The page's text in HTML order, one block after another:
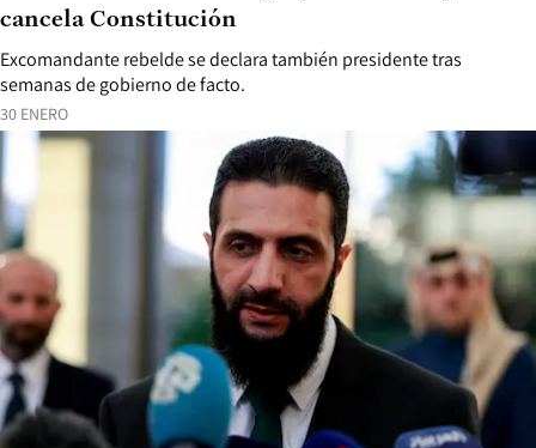
30 ENERO
Excomandante rebelde se declara también presidente tras
semanas de gobierno de facto.
cancela Constitución